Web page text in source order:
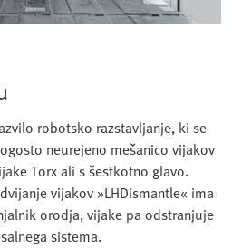
robotsko razstavljanje, ki se
neurejeno mešanico vijakov
Torx ali s šestkotno glavo.
vijakov »LHDismantle« ima
orodja, vijake pa odstranjuje
sistema.